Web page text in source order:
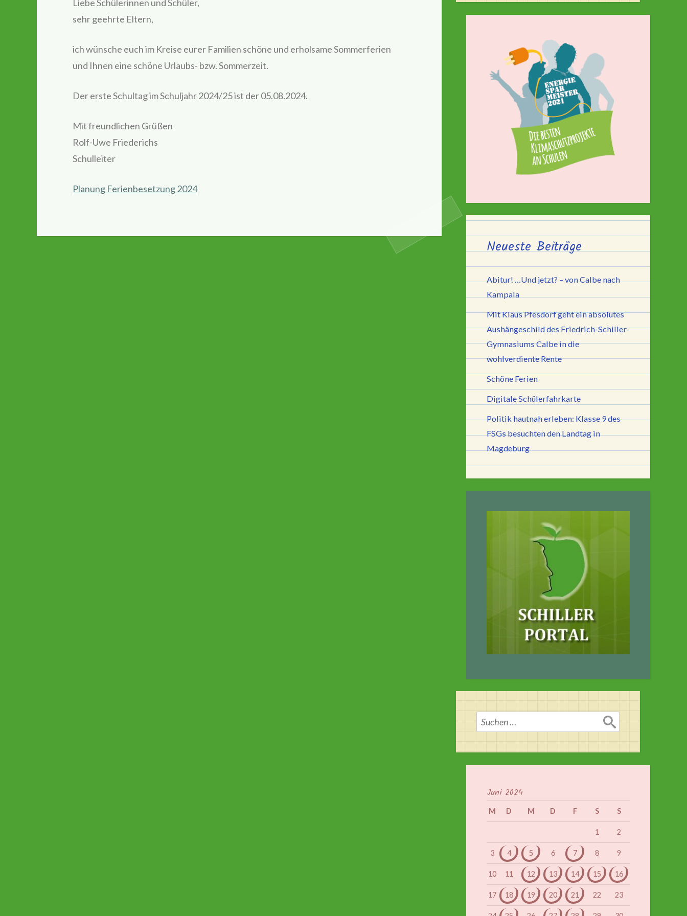
Liebe Schülerinnen und Schüler,
sehr geehrte Eltern,
ich wünsche euch im Kreise eurer Familien schöne und erholsame Sommerferien
und Ihnen eine schöne Urlaubs- bzw. Sommerzeit.
Der erste Schultag im Schuljahr 2024/25 ist der 05.08.2024.
Mit freundlichen Grüßen
Rolf-Uwe Friederichs
Schulleiter
Planung Ferienbesetzung 2024
Neueste Beiträge
Abitur! …Und jetzt? – von Calbe nach
Kampala
Mit Klaus Pfesdorf geht ein absolutes
Aushängeschild des Friedrich-Schiller-
Gymnasiums Calbe in die
wohlverdiente Rente
Schöne Ferien
Digitale Schülerfahrkarte
Politik hautnah erleben: Klasse 9 des
FSGs besuchten den Landtag in
Magdeburg
Suchen
nach:
Juni 2024
M D M D F S S
1 2
3 4 5 6 7 8 9
10 11 12 13 14 15 16
17 18 19 20 21 22 23